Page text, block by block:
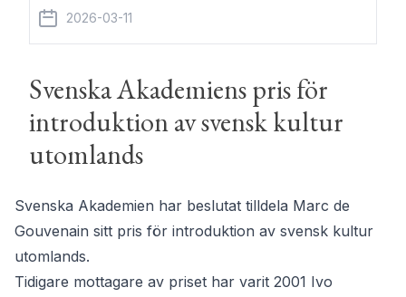
författare och översättare. Hon debuterade 2006 med
det prosalyriska verket En
2026-03-11
Svenska Akademiens pris för
introduktion av svensk kultur
utomlands
Svenska Akademien har beslutat tilldela Marc de
Gouvenain sitt pris för introduktion av svensk kultur
utomlands.
Tidigare mottagare av priset har varit 2001 Ivo